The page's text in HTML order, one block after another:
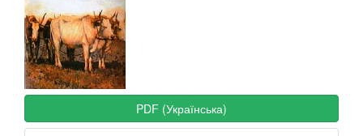
PDF (Українська)